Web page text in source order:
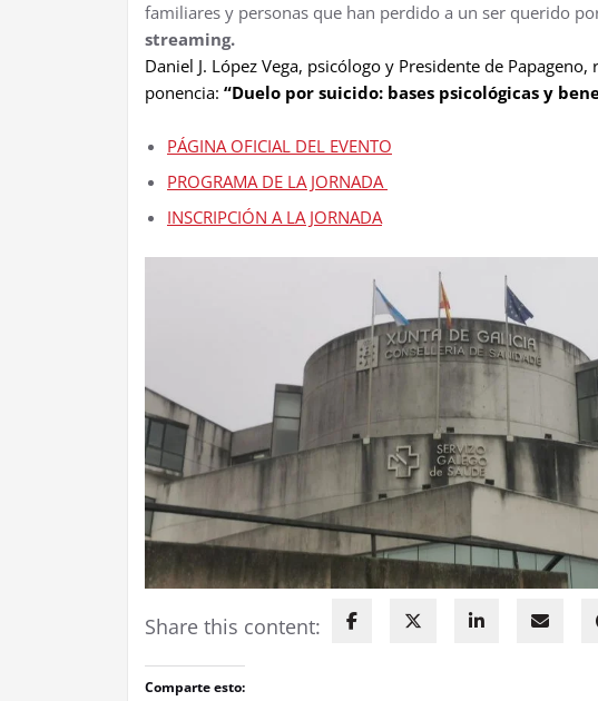
familiares y personas que han perdido a un ser querido
streaming.
Daniel J. López Vega, psicólogo y Presidente de
ponencia: “Duelo por suicido: bases psicológicas y
PÁGINA OFICIAL DEL EVENTO
PROGRAMA DE LA JORNADA
INSCRIPCIÓN A LA JORNADA
Share this content:
Comparte esto: